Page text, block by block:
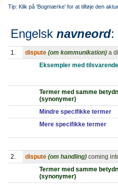
Tip: Klik på 'Bogmærke' for at tilføje den
Engelsk navneord:
1. dispute (om kommunikation) a
Eksempler med
Termer med samme
(synonymer)
Mindre specifikke termer
Mere specifikke termer
2. dispute (om handling) coming
Termer med samme
(synonymer)